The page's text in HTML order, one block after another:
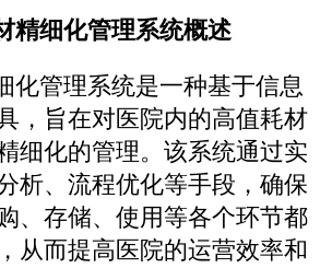
精细化管理系统概述
化管理系统是一种基于信息
，旨在对医院内的高值耗材
细化的管理。该系统通过实
析、流程优化等手段，确保
、存储、使用等各个环节都
从而提高医院的运营效率和